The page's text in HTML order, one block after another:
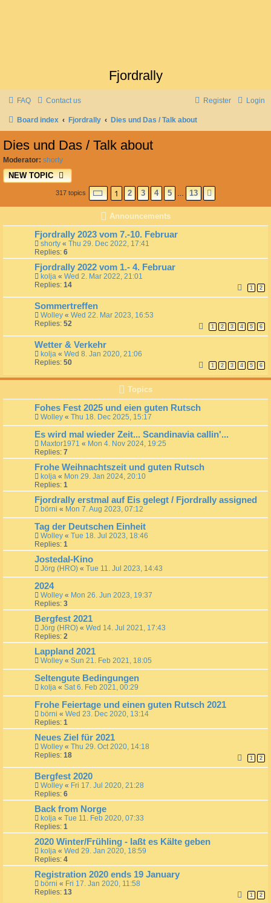
Fjordrally
FAQ Contact us Login
Register
Board index Fjordrally Dies und Das / Talk about
Dies und Das / Talk about
Moderator: shorty
NEW TOPIC
317 topics PAGE1OF 13
1 2 3 4 5 … 13
Announcements
Fjordrally 2023 vom 7.-10. Februar
shorty « Thu 29. Dec 2022, 17:41
Replies: 6
Fjordrally 2022 vom 1.- 4. Februar
kolja « Wed 2. Mar 2022, 21:01
Replies: 14 1 2
Sommertreffen
Wolley « Wed 22. Mar 2023, 16:53
Replies: 52 1 2 3 4 5 6
Wetter & Verkehr
kolja « Wed 8. Jan 2020, 21:06
Replies: 50 1 2 3 4 5 6
Topics
Fohes Fest 2025 und eien guten Rutsch
Wolley « Thu 18. Dec 2025, 15:17
Es wird mal wieder Zeit... Scandinavia callin'...
Maxtor1971 « Mon 4. Nov 2024, 19:25
Replies: 7
Frohe Weihnachtszeit und guten Rutsch
kolja « Mon 29. Jan 2024, 20:10
Replies: 1
Fjordrally erstmal auf Eis gelegt / Fjordrally assigned
börni « Mon 7. Aug 2023, 07:12
Tag der Deutschen Einheit
Wolley « Tue 18. Jul 2023, 18:46
Replies: 1
Jostedal-Kino
Jörg (HRO) « Tue 11. Jul 2023, 14:43
2024
Wolley « Mon 26. Jun 2023, 19:37
Replies: 3
Bergfest 2021
Jörg (HRO) « Wed 14. Jul 2021, 17:43
Replies: 2
Lappland 2021
Wolley « Sun 21. Feb 2021, 18:05
Seltengute Bedingungen
kolja « Sat 6. Feb 2021, 00:29
Frohe Feiertage und einen guten Rutsch 2021
börni « Wed 23. Dec 2020, 13:14
Replies: 1
Neues Ziel für 2021
Wolley « Thu 29. Oct 2020, 14:18
Replies: 18 1 2
Bergfest 2020
Wolley « Fri 17. Jul 2020, 21:28
Replies: 6
Back from Norge
kolja « Tue 11. Feb 2020, 07:33
Replies: 1
2020 Winter/Frühling - laßt es Kälte geben
kolja « Wed 29. Jan 2020, 18:59
Replies: 4
Registration 2020 ends 19 January
börni « Fri 17. Jan 2020, 11:58
Replies: 13 1 2